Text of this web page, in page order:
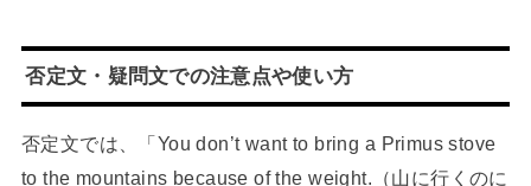
否定文・疑問文での注意点や使い方
否定文では、「You don’t want to bring a Primus stove
to the mountains because of the weight.（山に行くのに